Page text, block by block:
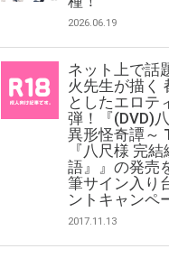
2026.06.19
ネット上で話
火先生が描く
としたエロテ
弾！『(DVD)
異形怪奇譚～
『八尺様 完
語』』の発売
筆サイン入り
ントキャンペ
2017.11.13